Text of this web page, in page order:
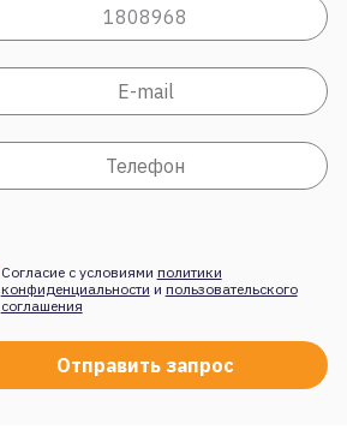
Согласие с условиями политики
конфиденциальности и пользовательского
соглашения